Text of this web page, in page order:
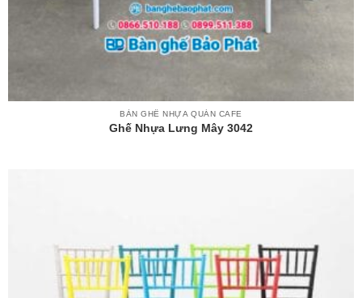
BÀN GHẾ NHỰA QUÁN CAFE
Ghế Nhựa Lưng Mây 3042